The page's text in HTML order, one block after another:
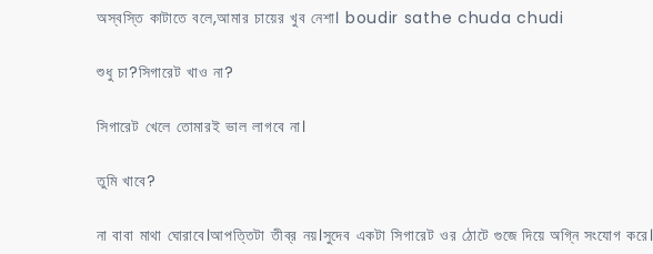
অস্বস্তি কাটাতে বলে,আমার চায়ের খুব নেশা। boudir sathe chuda chudi
শুধু চা?সিগারেট খাও না?
সিগারেট খেলে তোমারই ভাল লাগবে না।
তুমি খাবে?
না বাবা মাথা ঘোরাবে।আপত্তিটা তীব্র নয়।সুদেব একটা সিগারেট ওর ঠোটে গুজে দিয়ে অগ্নি সংযোগ